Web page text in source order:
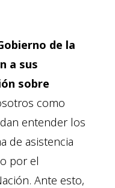
de la
a sus
sobre
como
entender los
de asistencia
por el
Ante esto,